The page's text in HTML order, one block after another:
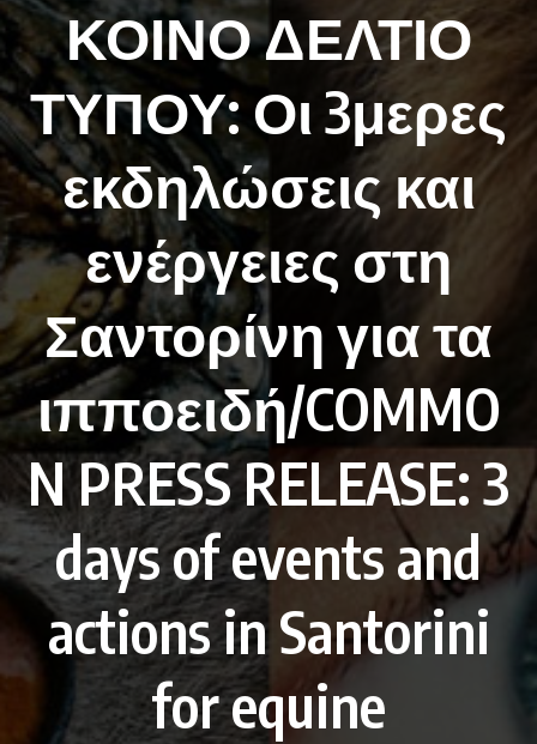
ΚΟΙΝΟ ΔΕΛΤΙΟ
ΤΥΠΟΥ: Οι 3μερες
εκδηλώσεις και
ενέργειες στη
Σαντορίνη για τα
ιπποειδή/COMMO
N PRESS RELEASE: 3
days of events and
actions in Santorini
for equine